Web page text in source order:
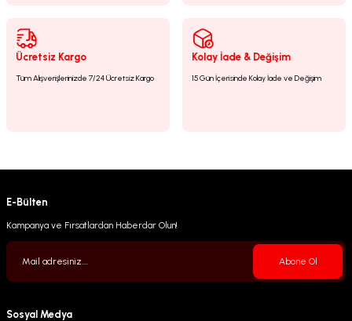
Ücretsiz Kargo
Tüm Alışverişlerinizde 7/24 Ücretsiz Kargo
Kolay İade & Değişim
15 Gün İçerisinde Kolay İade ve Değişim
E-Bülten
Kampanya ve Fırsatlardan Haberdar Olun!
Abone Ol
Sosyal Medya